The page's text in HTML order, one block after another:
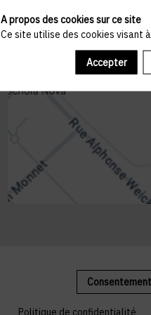
Politique de confidentialité
A propos des cookies sur ce site
Ce site utilise des cookies visant
Accepter